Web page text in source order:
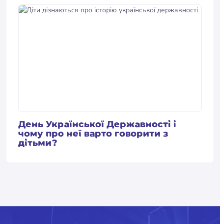
День Української Державності і
чому про неї варто говорити з
дітьми?